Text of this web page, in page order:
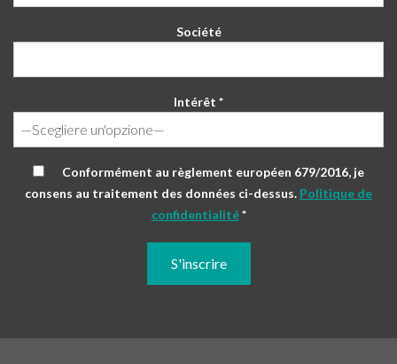
Société
Intérêt *
Conformément au règlement européen 679/2016, je
consens au traitement des données ci-dessus. Politique de
confidentialité*